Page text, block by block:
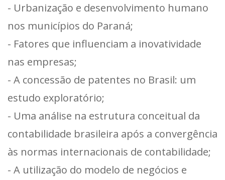
- Urbanização e desenvolvimento humano
nos municípios do Paraná;
- Fatores que influenciam a inovatividade
nas empresas;
- A concessão de patentes no Brasil: um
estudo exploratório;
- Uma análise na estrutura conceitual da
contabilidade brasileira após a convergência
às normas internacionais de contabilidade;
- A utilização do modelo de negócios e